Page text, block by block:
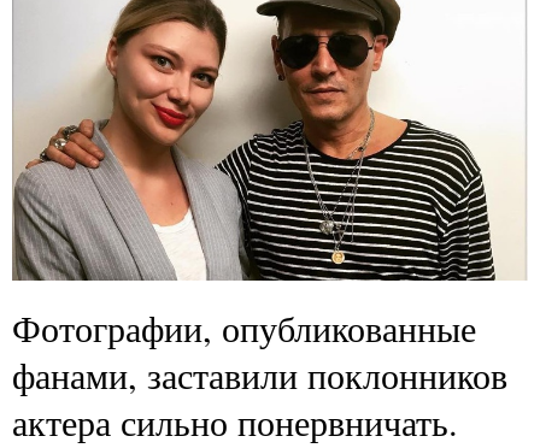
Фотографии, опубликованные
фанами, заставили поклонников
актера сильно понервничать.